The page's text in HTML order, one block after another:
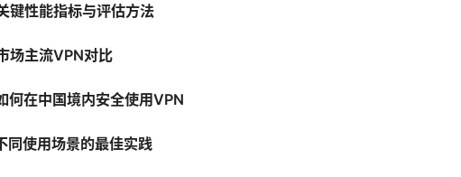
键性能指标与评估方法
场主流VPN对比
何在中国境内安全使用VPN
同使用场景的最佳实践